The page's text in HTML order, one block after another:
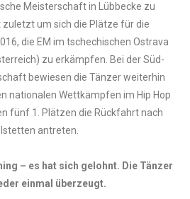
Meisterschaft in Lübbecke zu
um sich die Plätze für die
die EM im tschechischen Ostrava
zu erkämpfen. Bei der Süd-
bewiesen die Tänzer weiterhin
nationalen Wettkämpfen im Hip Hop
fünf 1. Plätzen die Rückfahrt nach
antreten.
– es hat sich gelohnt. Die Tänzer
einmal überzeugt.